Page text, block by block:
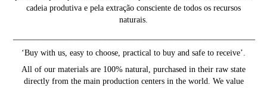
cadeia produtiva e pela extração consciente de todos os recursos
naturais.
‘Buy with us, easy to choose, practical to buy and safe to receive’.
All of our materials are 100% natural, purchased in their raw state
directly from the main production centers in the world. We value